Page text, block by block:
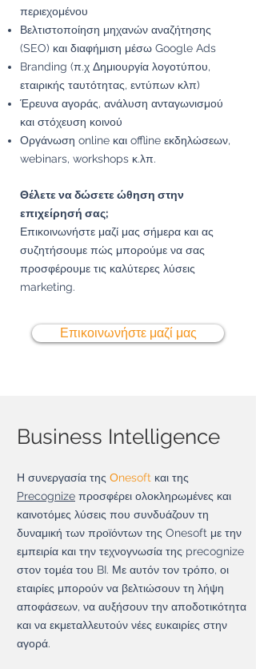
περιεχομένου
Βελτιστοποίηση μηχανών αναζήτησης
(SEO) και διαφήμιση μέσω Google Ads
Branding (π.χ Δημιουργία λογοτύπου,
εταιρικής ταυτότητας, εντύπων κλπ)
Έρευνα αγοράς, ανάλυση ανταγωνισμού
και στόχευση κοινού
Οργάνωση online και offline εκδηλώσεων,
webinars, workshops κ.λπ.
Θέλετε να δώσετε ώθηση στην
επιχείρησή σας;
Επικοινωνήστε μαζί μας σήμερα και ας
συζητήσουμε πώς μπορούμε να σας
προσφέρουμε τις καλύτερες λύσεις
marketing.
Επικοινωνήστε μαζί μας
Business Intelligence​
Η συνεργασία της Οnesoft και της
Precognize προσφέρει ολοκληρωμένες και
καινοτόμες λύσεις που συνδυάζουν τη
δυναμική των προϊόντων της Onesoft με την
εμπειρία και την τεχνογνωσία της precognize
στον τομέα του BI. Με αυτόν τον τρόπο, οι
εταιρίες μπορούν να βελτιώσουν τη λήψη
αποφάσεων, να αυξήσουν την αποδοτικότητα
και να εκμεταλλευτούν νέες ευκαιρίες στην
αγορά.